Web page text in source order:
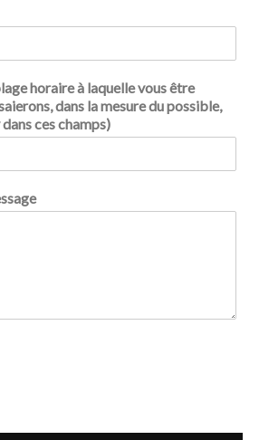
horaire à laquelle vous être
dans la mesure du possible,
ces champs)